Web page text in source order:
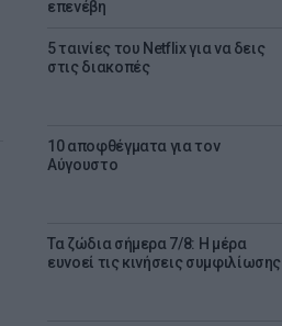
επενέβη
5 ταινίες του Netflix για να δεις
στις διακοπές
10 αποφθέγματα για τον
Αύγουστο
Τα ζώδια σήμερα 7/8: Η μέρα
ευνοεί τις κινήσεις συμφιλίωσης